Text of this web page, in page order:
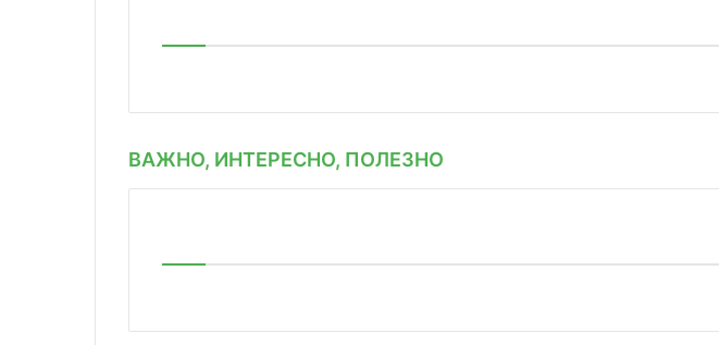
ВАЖНО, ИНТЕРЕСНО, ПОЛЕЗНО